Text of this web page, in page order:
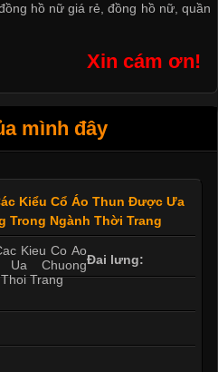
hồ nữ giá rẻ,đồng hồ nữ, quần
Xin cám ơn!
mình đây
Kiểu Cổ Áo Thun Được Ưa
Trong Ngành Thời Trang
Đai lưng: